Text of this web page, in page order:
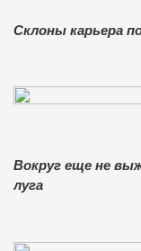
Склоны карьера
Вокруг еще не
луга